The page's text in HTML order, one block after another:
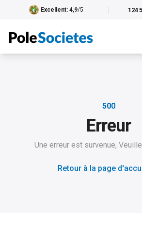
124
Excellent: 4,9/5
500
Erreur
Une erreur est survenue,
Retour à la page